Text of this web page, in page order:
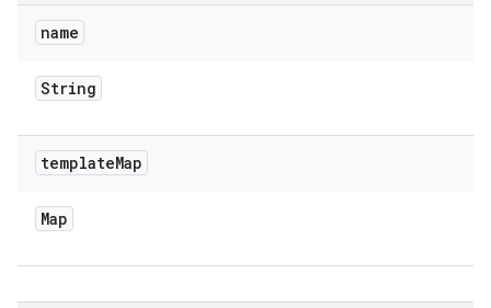
name
String
templateMap
Map